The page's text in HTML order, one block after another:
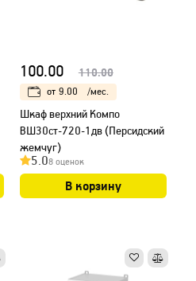
100.00 110.00
от 9.00 /мес.
Шкаф верхний Компо
ВШ30ст-720-1дв (Персидский
жемчуг)
5.08 оценок
В корзину